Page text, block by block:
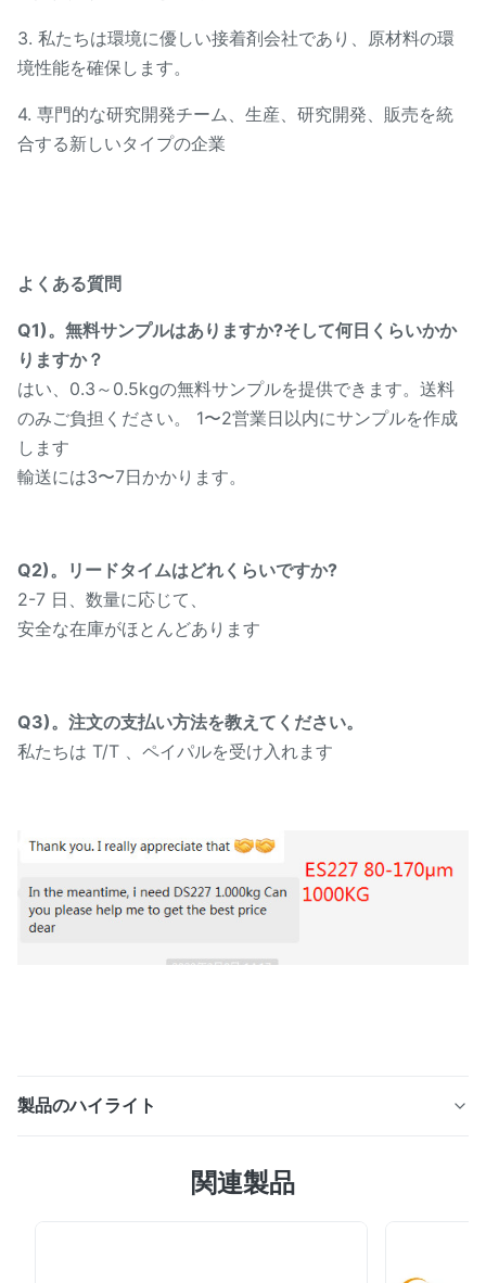
3. 私たちは環境に優しい接着剤会社であり、原材料の環
境性能を確保します。
4. 専門的な研究開発チーム、生産、研究開発、販売を統
合する新しいタイプの企業
よくある質問
Q1)。無料サンプルはありますか?そして何日くらいかか
りますか？
はい、0.3～0.5kgの無料サンプルを提供できます。送料
のみご負担ください。 1〜2営業日以内にサンプルを作成
します
輸送には3〜7日かかります。
Q2)。リードタイムはどれくらいですか?
2-7 日、数量に応じて、
安全な在庫がほとんどあります
Q3)。注文の支払い方法を教えてください。
私たちは T/T 、ペイパルを受け入れます
製品のハイライト
剤粉末 接着媒体: DTF ホットメルト接着剤パウダーは、
関連製品